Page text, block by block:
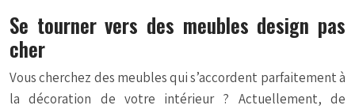
Se tourner vers des meubles design pas
cher
Vous cherchez des meubles qui s’accordent parfaitement à
la décoration de votre intérieur ? Actuellement, de